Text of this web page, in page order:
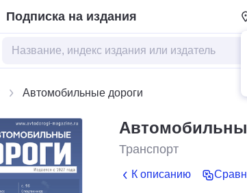
Подписка на издания
Автомобильные дороги
Транспорт
К описанию